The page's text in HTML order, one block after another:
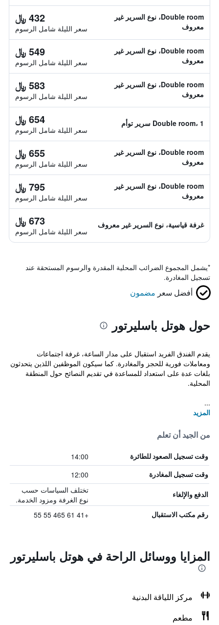
Double room، نوع السرير غير
معروف
432 ﷼
سعر الليلة شامل الرسوم
Double room، نوع السرير غير
معروف
549 ﷼
سعر الليلة شامل الرسوم
Double room، نوع السرير غير
معروف
583 ﷼
سعر الليلة شامل الرسوم
Double room، 1 سرير توأم 654 ﷼
سعر الليلة شامل الرسوم
Double room، نوع السرير غير
معروف
655 ﷼
سعر الليلة شامل الرسوم
Double room، نوع السرير غير
معروف
795 ﷼
سعر الليلة شامل الرسوم
غرفة قياسية، نوع السرير غير معروف 673 ﷼
سعر الليلة شامل الرسوم
*يشمل المجموع الضرائب المحلية المقدرة والرسوم المستحقة عند
تسجيل المغادرة.
أفضل سعر مضمون
حول هوتل باسليرتور
يقدم الفندق الفريد استقبال على مدار الساعة، غرفة اجتماعات
ومعاملات فورية للحجز والمغادرة. كما سيكون الموظفين اللذين يتحدثون
بلغات عدة على استعداد للمساعدة في تقديم النصائح حول المنطقة
المحلية.
...
المزيد
من الجيد أن تعلم
وقت تسجيل الصعود للطائرة 14:00
وقت تسجيل المغادرة 12:00
الدفع والإلغاء
تختلف السياسات حسب
نوع الغرفة ومزود الخدمة.
رقم مكتب الاستقبال +41 61 465 55 55
المزايا ووسائل الراحة في هوتل باسليرتور
مركز اللياقة البدنية
مطعم